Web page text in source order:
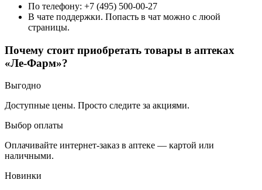
По телефону: +7 (495) 500-00-27
В чате поддержки. Попасть в чат можно с люой
страницы.
Почему стоит приобретать товары в аптеках
«Ле-Фарм»?
Выгодно
Доступные цены. Просто следите за акциями.
Выбор оплаты
Оплачивайте интернет-заказ в аптеке — картой или
наличными.
Новинки